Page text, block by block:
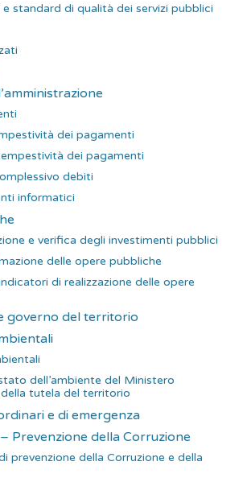
e standard di qualità dei servizi pubblici
dei pagamenti
dei pagamenti
debiti
informatici
e verifica degli investimenti pubblici
delle opere pubbliche
di realizzazione delle opere
governo del territorio
dell’ambiente del Ministero
della tutela del territorio
e di emergenza
Prevenzione della Corruzione
prevenzione della Corruzione e della